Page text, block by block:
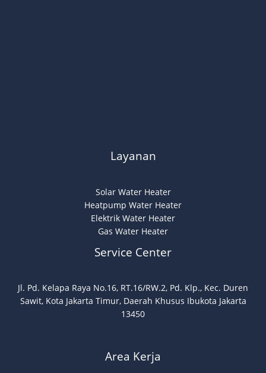
Layanan
Solar Water Heater
Heatpump Water Heater
Elektrik Water Heater
Gas Water Heater
Service Center
Jl. Pd. Kelapa Raya No.16, RT.16/RW.2, Pd. Klp., Kec. Duren
Sawit, Kota Jakarta Timur, Daerah Khusus Ibukota Jakarta
13450
Area Kerja